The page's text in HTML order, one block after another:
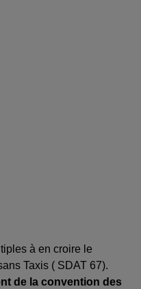
à en croire le
Taxis ( SDAT 67).
de la convention des